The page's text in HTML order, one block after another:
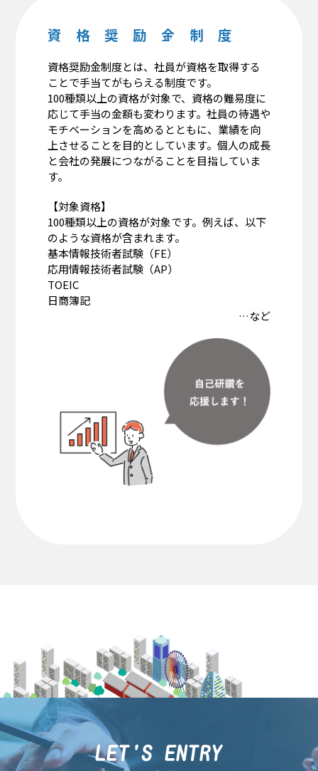
資 格 奨 励 金 制 度
資格奨励金制度とは、社員が資格を取得する
ことで手当てがもらえる制度です。
100種類以上の資格が対象で、資格の難易度に
応じて手当の金額も変わります。社員の待遇や
モチベーションを高めるとともに、業績を向
上させることを目的としています。個人の成長
と会社の発展につながることを目指していま
す。
【対象資格】
100種類以上の資格が対象です。例えば、以下
のような資格が含まれます。
基本情報技術者試験（FE）
応用情報技術者試験（AP）
TOEIC
日商簿記
…など
LET'S ENTRY